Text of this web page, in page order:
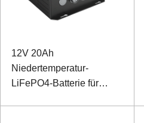
12V 20Ah
Niedertemperatur-
LiFePO4-Batterie für